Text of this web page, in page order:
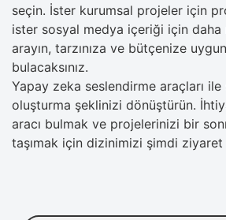
seçin. İster kurumsal projeler için
ister sosyal medya içeriği için
arayın, tarzınıza ve bütçenize
bulacaksınız.
Yapay zeka seslendirme araçları
oluşturma şeklinizi dönüştürün.
aracı bulmak ve projelerinizi bir
taşımak için dizinimizi şimdi ziyaret